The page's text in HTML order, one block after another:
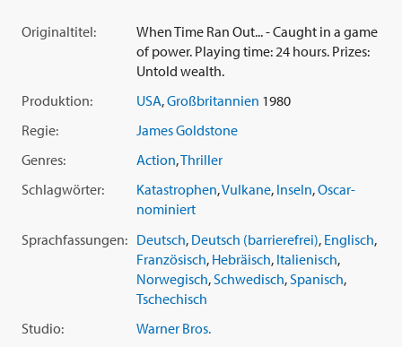
setzte diese Reihe spektakulärer Katastrophenfilme mit 'Der
Tag, an dem die Welt unterging' (1980) erfolgreich fort.
Originaltitel:
When Time Ran Out... - Caught in a game
of power. Playing time: 24 hours. Prizes:
Untold wealth.
Produktion:
USA,Großbritannien 1980
Regie:
James Goldstone
Genres:
Action,Thriller
Schlagwörter:
Katastrophen,Vulkane, Inseln,Oscar-
nominiert
Sprachfassungen: Deutsch, Deutsch (barrierefrei), Englisch,
Französisch, Hebräisch, Italienisch,
Norwegisch, Schwedisch, Spanisch,
Tschechisch
Studio:
Warner Bros.